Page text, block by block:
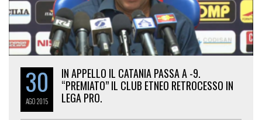
30
AGO2015
IN APPELLO IL CATANIA PASSA A -9.
“PREMIATO” IL CLUB ETNEO RETROCESSO IN
LEGA PRO.